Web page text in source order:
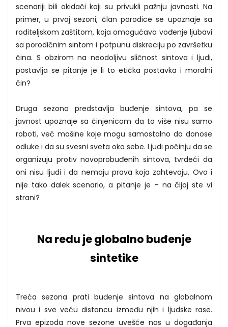
scenariji bili okidači koji su privukli pažnju javnosti. Na
primer, u prvoj sezoni, član porodice se upoznaje sa
roditeljskom zaštitom, koja omogućava vođenje ljubavi
sa porodičnim sintom i potpunu diskreciju po završetku
čina. S obzirom na neodoljivu sličnost sintova i ljudi,
postavlja se pitanje je li to etička postavka i moralni
čin?
Druga sezona predstavlja buđenje sintova, pa se
javnost upoznaje sa činjenicom da to više nisu samo
roboti, već mašine koje mogu samostalno da donose
odluke i da su svesni sveta oko sebe. Ljudi počinju da se
organizuju protiv novoprobuđenih sintova, tvrdeći da
oni nisu ljudi i da nemaju prava koja zahtevaju. Ovo i
nije tako dalek scenario, a pitanje je – na čijoj ste vi
strani?
Na redu je globalno buđenje
sintetike
Treća sezona prati buđenje sintova na globalnom
nivou i sve veću distancu između njih i ljudske rase.
Prva epizoda nove sezone uvešće nas u događanja